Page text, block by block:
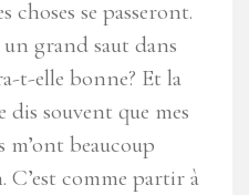
choses se passeront.
grand saut dans
t-elle bonne? Et la
dis souvent que mes
m’ont beaucoup
C’est comme partir à